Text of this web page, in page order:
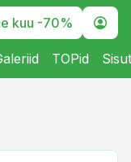
kuu -70%
TOPid